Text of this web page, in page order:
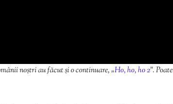
noștri au făcut și o continuare, „Ho, ho, ho 2”. Poate